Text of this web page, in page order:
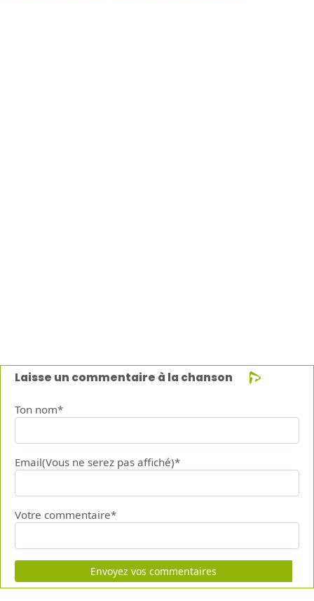
Laisse un commentaire à la chanson
Ton nom*
Email(Vous ne serez pas affiché)*
Votre commentaire*
Envoyez vos commentaires